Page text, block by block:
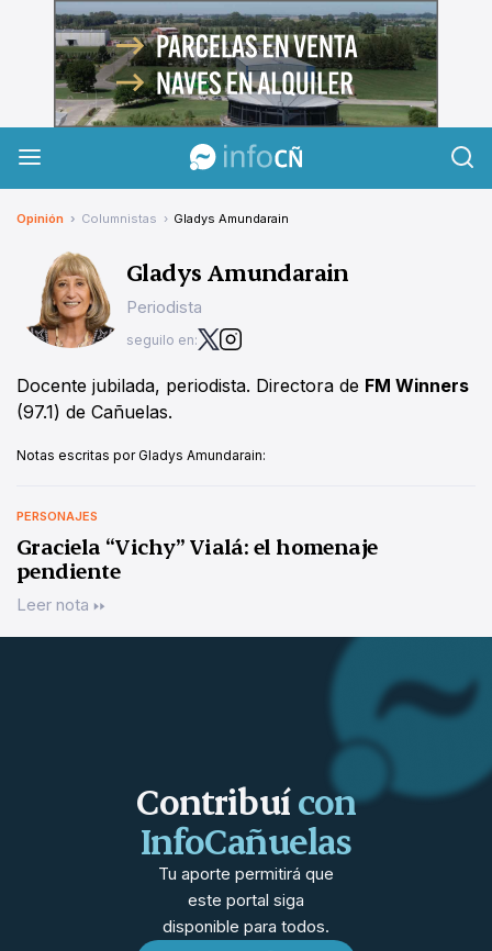
InfoCañuelas
Opinión Columnistas Gladys Amundarain
Gladys Amundarain
Periodista
seguilo en:
Docente jubilada, periodista. Directora de FM Winners
(97.1) de Cañuelas.
Notas escritas por Gladys Amundarain:
PERSONAJES
Graciela “Vichy” Vialá: el homenaje
pendiente
Leer nota
Contribuícon
InfoCañuelas
Tu aporte permitirá que
este portal siga
disponible para todos.